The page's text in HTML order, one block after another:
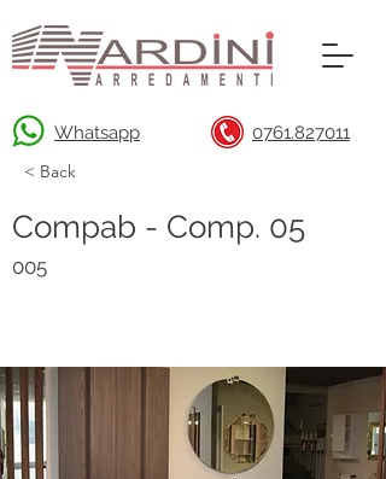
Whatsapp
0761.827011
< Back
Compab - Comp. 05
005